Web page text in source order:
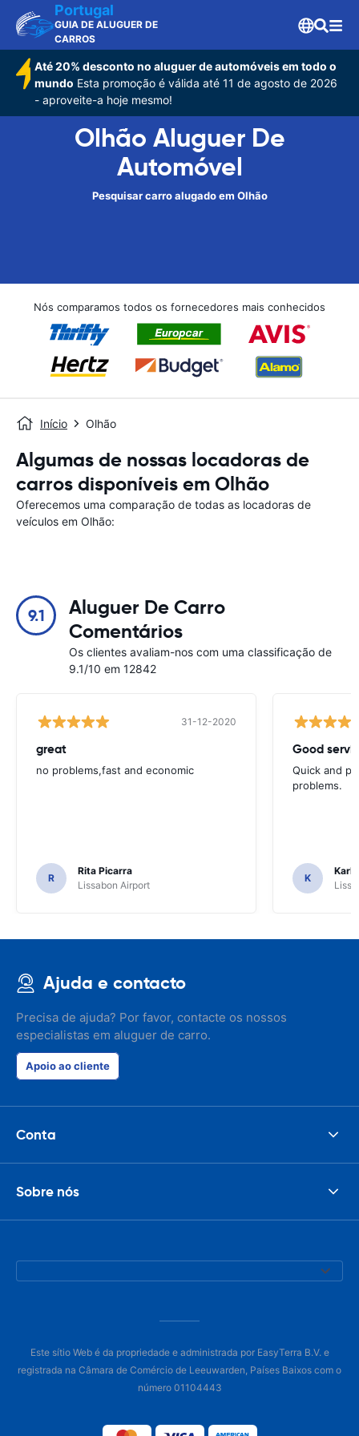
Portugal
GUIA DE ALUGUER DE
CARROS
Até 20% desconto no aluguer de automóveis em todo o
mundo Esta promoção é válida até 11 de agosto de 2026
- aproveite-a hoje mesmo!
Olhão Aluguer De
Automóvel
Pesquisar carro alugado em Olhão
Nós comparamos todos os fornecedores mais conhecidos
Início Olhão
Algumas de nossas locadoras de
carros disponíveis em Olhão
Oferecemos uma comparação de todas as locadoras de
veículos em Olhão:
9.1
Aluguer De Carro
Comentários
Os clientes avaliam-nos com uma classificação de
9.1/10 em 12842
31-12-2020
great
no problems,fast and economic
R
Rita Picarra
Lissabon Airport
Good
Quick and
problems.
K
Karl
Ajuda e contacto
Precisa de ajuda? Por favor, contacte os nossos
especialistas em aluguer de carro.
Apoio ao cliente
Conta
Sobre nós
Este sítio Web é da propriedade e administrada por EasyTerra B.V. e
registrada na Câmara de Comércio de Leeuwarden, Países Baixos com o
número 01104443